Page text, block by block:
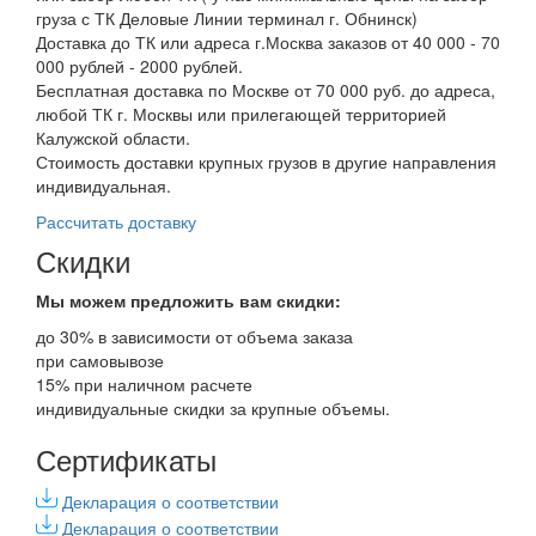
груза с ТК Деловые Линии терминал г. Обнинск)
Доставка до ТК или адреса г.Москва заказов от 40 000 - 70
000 рублей - 2000 рублей.
Бесплатная доставка по Москве от 70 000 руб. до адреса,
любой ТК г. Москвы или прилегающей территорией
Калужской области.
Стоимость доставки крупных грузов в другие направления
индивидуальная.
Рассчитать доставку
Скидки
Мы можем предложить вам скидки:
до 30% в зависимости от объема заказа
при самовывозе
15% при наличном расчете
индивидуальные скидки за крупные объемы.
Сертификаты
Декларация о соответствии
Декларация о соответствии